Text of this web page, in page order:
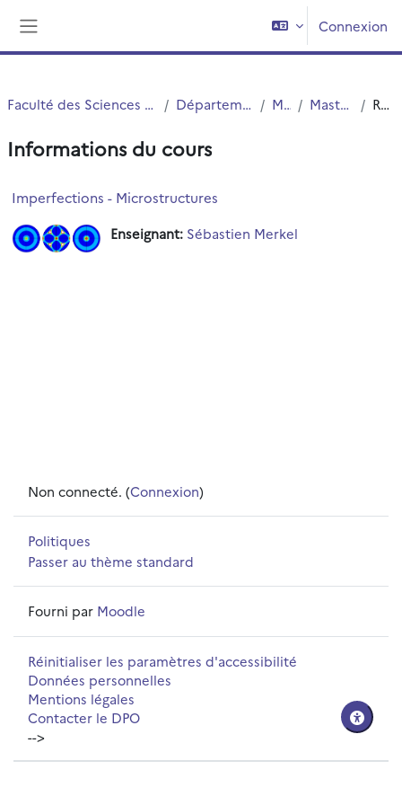
Connexion
Faculté des Sciences et Technologies (FST) Département Physique Master Master 2 MME Résumé
Informations du cours
Imperfections - Microstructures
Enseignant: Sébastien Merkel
Non connecté. (Connexion)
Politiques
Passer au thème standard
Fourni par Moodle
Réinitialiser les paramètres d'accessibilité
Données personnelles
Mentions légales
Contacter le DPO
-->